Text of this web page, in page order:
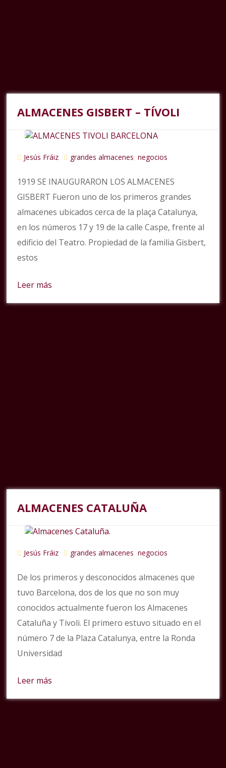
ALMACENES GISBERT – TÍVOLI
Jesús Fráiz grandes almacenes,negocios
1919 SE INAUGURARON LOS ALMACENES
GISBERT Fueron uno de los primeros grandes
almacenes ubicados cerca de la plaça Catalunya,
en los números 17 y 19 de la calle Caspe, frente al
edificio del Teatro. Propiedad de la familia Gisbert,
estos
Leer más
ALMACENES CATALUÑA
Jesús Fráiz grandes almacenes,negocios
De los primeros y desconocidos almacenes que
tuvo Barcelona, dos de los que no son muy
conocidos actualmente fueron los Almacenes
Cataluña y Tivoli. El primero estuvo situado en el
número 7 de la Plaza Catalunya, entre la Ronda
Universidad
Leer más